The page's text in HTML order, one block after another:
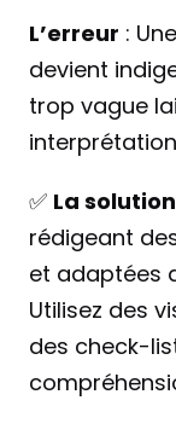
L’erreur :
devient
trop vague
✅ La solution
rédigeant
et adaptées
Utilisez des
des check-